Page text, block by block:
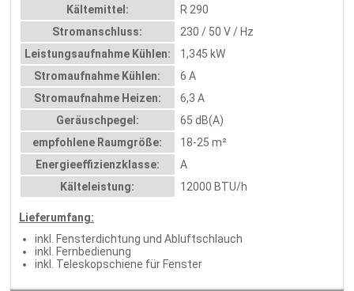
Kältemittel:
R 290
Stromanschluss:
230 / 50 V / Hz
Leistungsaufnahme Kühlen:
1,345 kW
Stromaufnahme Kühlen:
6 A
Stromaufnahme Heizen:
6,3 A
Geräuschpegel:
65 dB(A)
empfohlene Raumgröße:
18-25 m²
Energieeffizienzklasse:
A
Kälteleistung:
12000 BTU/h
Lieferumfang:
inkl. Fensterdichtung und Abluftschlauch
inkl. Fernbedienung
inkl. Teleskopschiene für Fenster